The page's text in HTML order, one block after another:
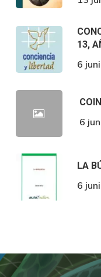
13,
6
6
LA
6